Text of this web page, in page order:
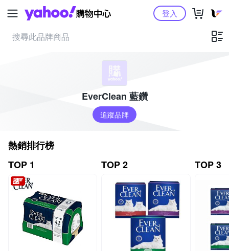
Yahoo購物中心登入
EverClean 藍鑽
追蹤品牌
熱銷排行榜
TOP 1
TOP 2 TOP 3